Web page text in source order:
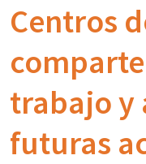
Centros
trabajo y
futuras